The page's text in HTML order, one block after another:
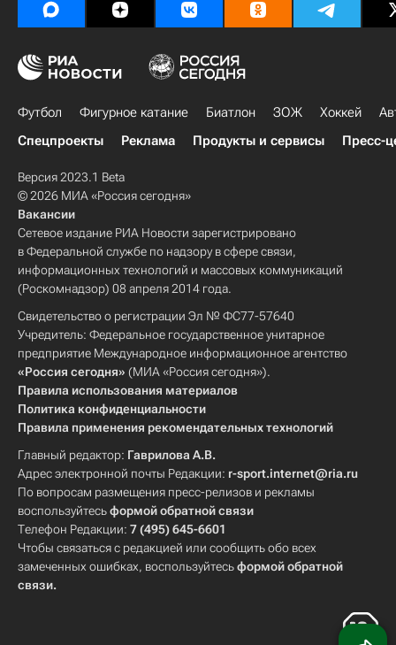
Футбол Фигурное катание Биатлон ЗОЖ Хоккей
Спецпроекты
Реклама Продукты и сервисы Пресс-
Версия 2023.1 Beta
© 2026 МИА «Россия сегодня»
Вакансии
Сетевое издание РИА Новости зарегистрировано
в Федеральной службе по надзору в сфере связи,
информационных технологий и массовых коммуникаций
(Роскомнадзор) 08 апреля 2014 года.
Свидетельство о регистрации Эл № ФС77-57640
Учредитель: Федеральное государственное унитарное
предприятие Международное информационное агентство
«Россия сегодня» (МИА «Россия сегодня»).
Правила использования материалов
Политика конфиденциальности
Правила применения рекомендательных технологий
Главный редактор: Гаврилова А.В.
Адрес электронной почты Редакции: r-sport.internet@ria.ru
По вопросам размещения пресс-релизов и рекламы
воспользуйтесьформой обратной связи
Телефон Редакции: 7 (495) 645-6601
Чтобы связаться с редакцией или сообщить обо всех
замеченных ошибках, воспользуйтесьформой обратной
связи.